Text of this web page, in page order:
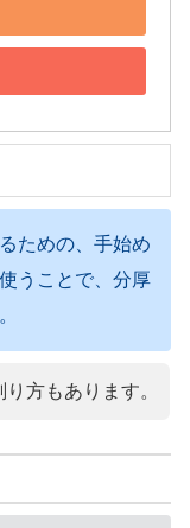
ための、手始め
うことで、分厚
方もあります。